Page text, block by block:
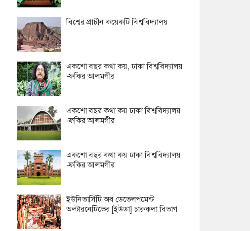
বিশ্বের প্রাচীন কয়েকটি বিশ্ববিদ্যালয়
একশো বছর কথা কয়, ঢাকা বিশ্ববিদ্যালয়
-ফকির আলমগীর
একশো বছর কথা কয় ঢাকা বিশ্ববিদ্যালয়
-ফকির আলমগীর
একশো বছর কথা কয় ঢাকা বিশ্ববিদ্যালয়
-ফকির আলমগীর
ইউনিভার্সিটি অব ডেভেলপমেন্ট
অল্টারনেটিভের [ইউডা] চারুকলা বিভাগ